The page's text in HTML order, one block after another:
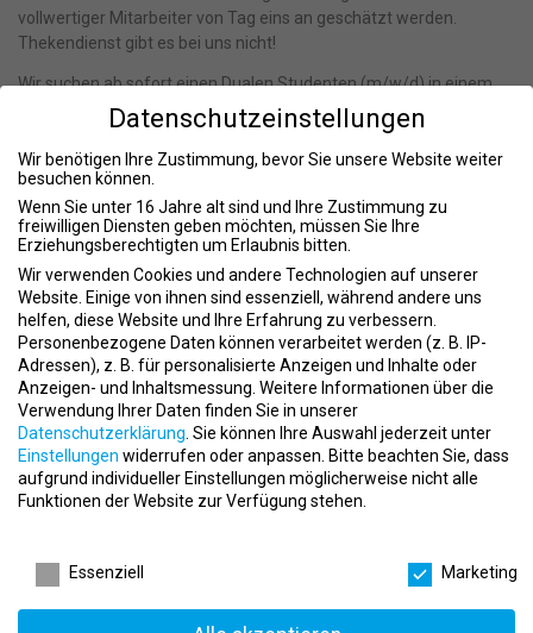
vollwertiger Mitarbeiter von Tag eins an geschätzt werden.
Thekendienst gibt es bei uns nicht!
Wir suchen ab sofort einen Dualen Studenten (m/w/d) in einem
der Bereiche:
Bachelor in Fitnessökonomie
Bachelor in Ernährungsberatung
Bachelor in Fitnesstraining
Bachelor in Gesundheitsmanagement
Bachelor in Sportökonomie
Weitere Infos zum Studium:
www.dhfpg.de
Beschreibung
Exzellente Betreuung der Mitglieder unter individuellen
trainingsspezifischen Gesichtspunkten
Betreuung und Pflege des Mitgliederbindungsprogramms
Organisation und Durchführung von Clubevents
Verkauf, Beratung)
Datenschutzeinstellungen
Wir benötigen Ihre Zustimmung, bevor Sie unsere Website weiter
besuchen können.
Wenn Sie unter 16 Jahre alt sind und Ihre Zustimmung zu
freiwilligen Diensten geben möchten, müssen Sie Ihre
Erziehungsberechtigten um Erlaubnis bitten.
Wir verwenden Cookies und andere Technologien auf unserer
Website. Einige von ihnen sind essenziell, während andere uns
helfen, diese Website und Ihre Erfahrung zu verbessern.
Personenbezogene Daten können verarbeitet werden (z. B. IP-
Adressen), z. B. für personalisierte Anzeigen und Inhalte oder
Anzeigen- und Inhaltsmessung. Weitere Informationen über die
Verwendung Ihrer Daten finden Sie in unserer
Datenschutzerklärung. Sie können Ihre Auswahl jederzeit unter
Einstellungen widerrufen oder anpassen. Bitte beachten Sie, dass
aufgrund individueller Einstellungen möglicherweise nicht alle
Funktionen der Website zur Verfügung stehen.
Essenziell
Marketing